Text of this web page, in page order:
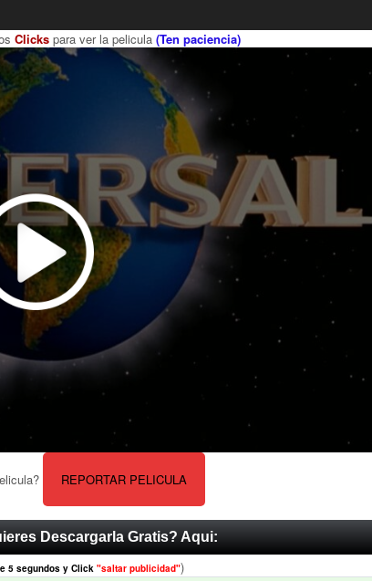
Clickspara ver la pelicula (Ten paciencia)
REPORTAR PELICULA
Descargarla Gratis? Aqui:
5 segundos y Click "saltar publicidad")